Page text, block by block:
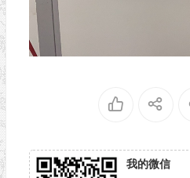
我的微信